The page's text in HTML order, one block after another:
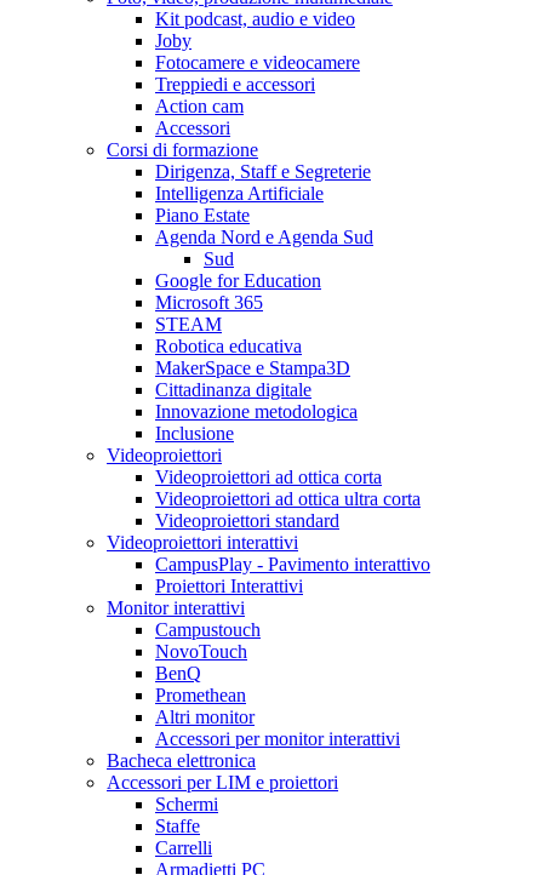
Kit podcast, audio e video
Joby
Fotocamere e videocamere
Treppiedi e accessori
Action cam
Accessori
Corsi di formazione
Dirigenza, Staff e Segreterie
Intelligenza Artificiale
Piano Estate
Agenda Nord e Agenda Sud
Sud
Google for Education
Microsoft 365
STEAM
Robotica educativa
MakerSpace e Stampa3D
Cittadinanza digitale
Innovazione metodologica
Inclusione
Videoproiettori
Videoproiettori ad ottica corta
Videoproiettori ad ottica ultra corta
Videoproiettori standard
Videoproiettori interattivi
CampusPlay - Pavimento interattivo
Proiettori Interattivi
Monitor interattivi
Campustouch
NovoTouch
BenQ
Promethean
Altri monitor
Accessori per monitor interattivi
Bacheca elettronica
Accessori per LIM e proiettori
Schermi
Staffe
Carrelli
Armadietti PC